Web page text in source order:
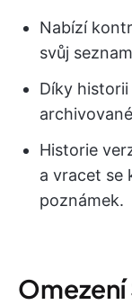
Nabízí
svůj
Díky
Historie
a vracet se
poznámek.